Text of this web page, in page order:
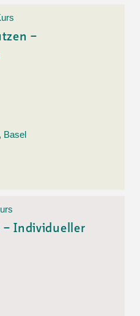
–
Basel
– Individueller